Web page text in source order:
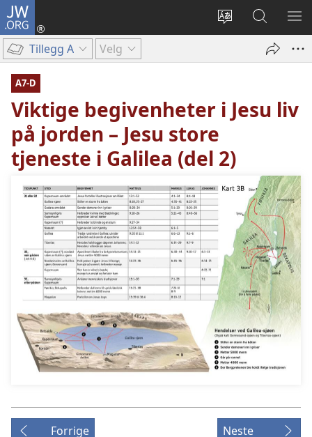
JW.ORG
Endre
Logg
inn
Søk
på
JW.ORG
VIS
Tillegg A Velg
A7-D
Viktige begivenheter i Jesu liv
på jorden – Jesu store
tjeneste i Galilea (del 2)
Forrige Neste